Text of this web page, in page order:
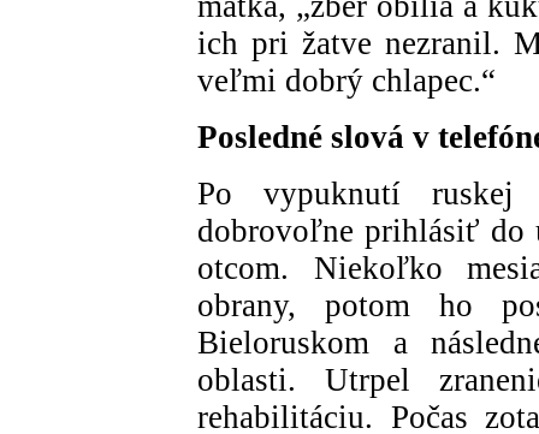
ich pri žatve nezranil.
veľmi dobrý chlapec.“
Posledné slová v
Po vypuknutí ruskej
dobrovoľne prihlásiť do
otcom. Niekoľko
obrany, potom ho
Bieloruskom a
oblasti. Utrpel
rehabilitáciu. Počas